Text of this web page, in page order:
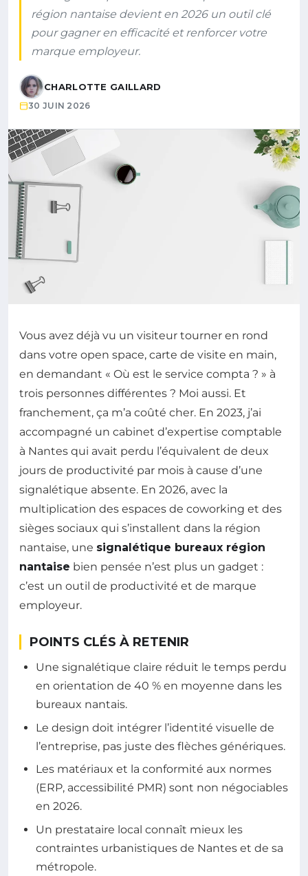
région nantaise devient en 2026 un outil clé
pour gagner en efficacité et renforcer votre
marque employeur.
CHARLOTTE GAILLARD
30 JUIN 2026
Vous avez déjà vu un visiteur tourner en rond
dans votre open space, carte de visite en main,
en demandant « Où est le service compta ? » à
trois personnes différentes ? Moi aussi. Et
franchement, ça m’a coûté cher. En 2023, j’ai
accompagné un cabinet d’expertise comptable
à Nantes qui avait perdu l’équivalent de deux
jours de productivité par mois à cause d’une
signalétique absente. En 2026, avec la
multiplication des espaces de coworking et des
sièges sociaux qui s’installent dans la région
nantaise, une signalétique bureaux région
nantaise bien pensée n’est plus un gadget :
c’est un outil de productivité et de marque
employeur.
POINTS CLÉS À RETENIR
Une signalétique claire réduit le temps perdu
en orientation de 40 % en moyenne dans les
bureaux nantais.
Le design doit intégrer l’identité visuelle de
l’entreprise, pas juste des flèches génériques.
Les matériaux et la conformité aux normes
(ERP, accessibilité PMR) sont non négociables
en 2026.
Un prestataire local connaît mieux les
contraintes urbanistiques de Nantes et de sa
métropole.